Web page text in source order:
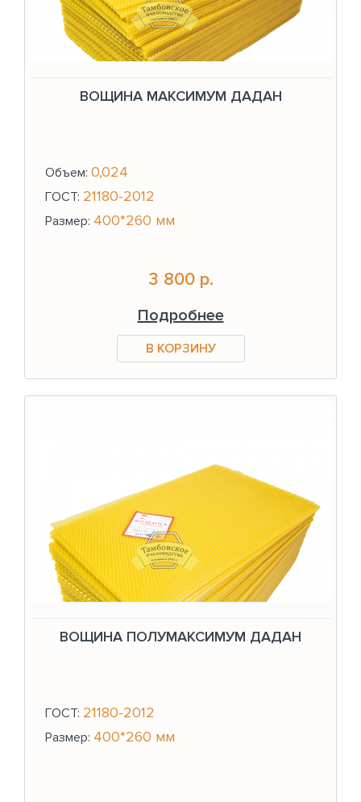
ВОЩИНА МАКСИМУМ ДАДАН
Объем: 0,024
ГОСТ: 21180-2012
Размер: 400*260 мм
3 800 р.
Подробнее
ВОЩИНА ПОЛУМАКСИМУМ ДАДАН
ГОСТ: 21180-2012
Размер: 400*260 мм